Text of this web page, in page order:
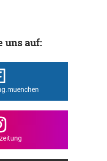
uns auf: